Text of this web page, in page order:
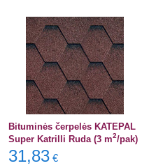
Bituminės čerpelės KATEPAL
Super Katrilli Ruda (3 m2/pak)
31,83 €